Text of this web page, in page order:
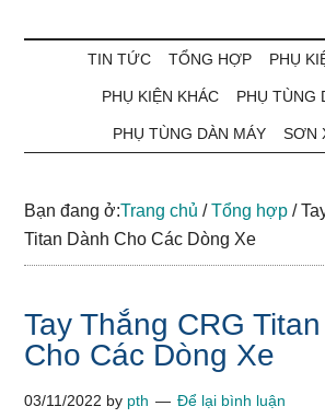
Phụ
kiện
xe
VN
giá
tốt
TIN TỨC TỔNG HỢP PHỤ
PHỤ KIỆN KHÁC PHỤ TÙNG
PHỤ TÙNG DÀN MÁY SƠN
Bạn đang ở:Trang chủ / Tổng hợp /
Titan Dành Cho Các Dòng Xe
Tay Thắng CRG
Cho Các Dòng Xe
03/11/2022 by pth Để lại bình luận